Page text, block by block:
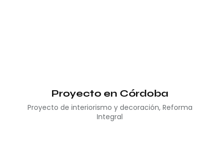
Proyecto en Córdoba
Proyecto de interiorismo y decoración, Reforma
Integral